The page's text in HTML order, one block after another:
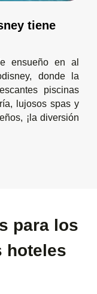
tiene
ensueño en al
donde la
piscinas
lujosos spas y
¡la diversión
para los
hoteles